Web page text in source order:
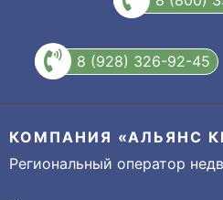
8 (928) 326-92-45
КОМПАНИЯ «АЛЬЯНС
Региональный оператор